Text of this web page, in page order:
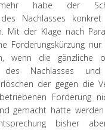
habe der
des Nachlasses konkret
Mit der Klage nach
Forderungskürzung
wenn die gänzliche
des Nachlasses
der gegen die
Forderung
gemacht hätte
bisher